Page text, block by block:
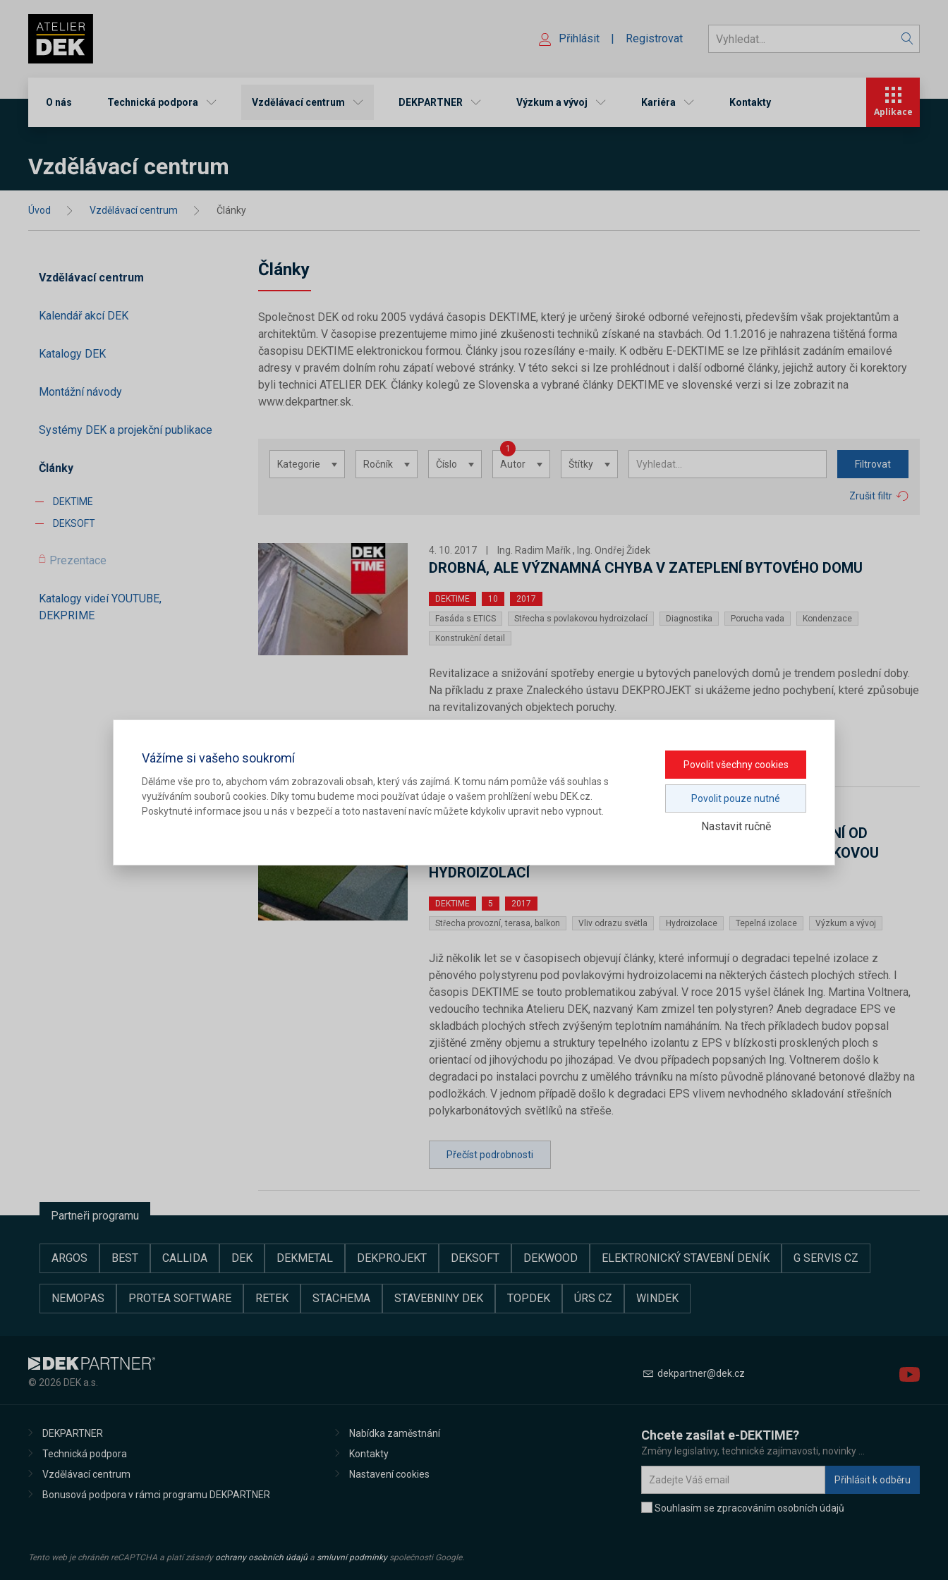
Přihlásit | Registrovat
O nás Technická podpora Vzdělávací centrum DEKPARTNER Výzkum a vývoj Kariéra Kontakty
Aplikace
Vzdělávací centrum
Úvod Vzdělávací centrum Články
Vzdělávací centrum
Kalendář akcí DEK
Katalogy DEK
Montážní návody
Systémy DEK a projekční publikace
Články
DEKTIME
DEKSOFT
Prezentace
Katalogy videí YOUTUBE,
DEKPRIME
Články
Společnost DEK od roku 2005 vydává časopis DEKTIME, který je určený široké odborné veřejnosti, především však projektantům a
architektům. V časopise prezentujeme mimo jiné zkušenosti techniků získané na stavbách. Od 1.1.2016 je nahrazena tištěná forma
časopisu DEKTIME elektronickou formou. Články jsou rozesílány e-maily. K odběru E-DEKTIME se lze přihlásit zadáním emailové
adresy v pravém dolním rohu zápatí webové stránky. V této sekci si lze prohlédnout i další odborné články, jejichž autory či korektory
byli technici ATELIER DEK. Články kolegů ze Slovenska a vybrané články DEKTIME ve slovenské verzi si lze zobrazit na
www.dekpartner.sk.
Kategorie Ročník Číslo
1
Autor Štítky Filtrovat
Zrušit filtr
4. 10. 2017 Ing. Radim Mařík , Ing. Ondřej Židek
DROBNÁ, ALE VÝZNAMNÁ CHYBA V ZATEPLENÍ BYTOVÉHO DOMU
DEKTIME 10
2017
Fasáda s ETICS
Střecha s povlakovou hydroizolací Diagnostika Porucha vada
Kondenzace
Konstrukční detail
Revitalizace a snižování spotřeby energie u bytových panelových domů je trendem poslední doby.
Na příkladu z praxe Znaleckého ústavu DEKPROJEKT si ukážeme jedno pochybení, které způsobuje
na revitalizovaných objektech poruchy.
25. 5. 2017 | Ing. Ondřej Židek , Ing. Antonín Žák, Ph.D.
MĚŘENÍ TEPLOT OVLIVNĚNÝCH ODRAZEM SLUNEČNÍHO ZÁŘENÍ OD
PROSKLENÝCH PLOCH V POLYSTYRENU NA STŘEŠE S POVLAKOVOU
HYDROIZOLACÍ
DEKTIME 5
2017
Střecha provozní, terasa, balkon
Vliv odrazu světla Hydroizolace Tepelná izolace Výzkum a vývoj
Již několik let se v časopisech objevují články, které informují o degradaci tepelné izolace z
pěnového polystyrenu pod povlakovými hydroizolacemi na některých částech plochých střech. I
časopis DEKTIME se touto problematikou zabýval. V roce 2015 vyšel článek Ing. Martina Voltnera,
vedoucího technika Atelieru DEK, nazvaný Kam zmizel ten polystyren? Aneb degradace EPS ve
skladbách plochých střech zvýšeným teplotním namáháním. Na třech příkladech budov popsal
zjištěné změny objemu a struktury tepelného izolantu z EPS v blízkosti prosklených ploch s
orientací od jihovýchodu po jihozápad. Ve dvou případech popsaných Ing. Voltnerem došlo k
degradaci po instalaci povrchu z umělého trávníku na místo původně plánované betonové dlažby na
podložkách. V jednom případě došlo k degradaci EPS vlivem nevhodného skladování střešních
polykarbonátových světlíků na střeše.
Přečíst podrobnosti
Partneři programu
ARGOS BEST CALLIDA DEK DEKMETAL DEKPROJEKT DEKSOFT DEKWOOD ELEKTRONICKÝ STAVEBNÍ DENÍK G SERVIS CZ
NEMOPAS PROTEA SOFTWARE RETEK STACHEMA STAVEBNINY DEK TOPDEK ÚRS CZ WINDEK
© 2026 DEK a.s.
dekpartner@dek.cz
DEKPARTNER
Technická podpora
Vzdělávací centrum
Bonusová podpora v rámci programu DEKPARTNER
Nabídka zaměstnání
Kontakty
Nastavení cookies
Chcete zasílat e-DEKTIME?
Změny legislativy, technické zajímavosti, novinky ...
Souhlasím se zpracováním osobních údajů
Tento web je chráněn reCAPTCHA a platí zásady ochrany osobních údajůa smluvní podmínkyspolečnosti Google.
Vážíme si vašeho soukromí
Děláme vše pro to, abychom vám zobrazovali obsah, který vás zajímá. K tomu nám pomůže váš souhlas s
využíváním souborů cookies. Díky tomu budeme moci používat údaje o vašem prohlížení webu DEK.cz.
Poskytnuté informace jsou u nás v bezpečí a toto nastavení navíc můžete kdykoliv upravit nebo vypnout.
Povolit všechny cookies
Povolit pouze nutné
Nastavit ručně